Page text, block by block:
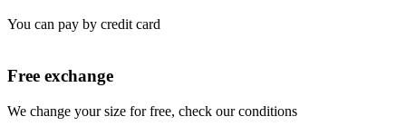
You can pay by credit card
Free exchange
We change your size for free, check our conditions